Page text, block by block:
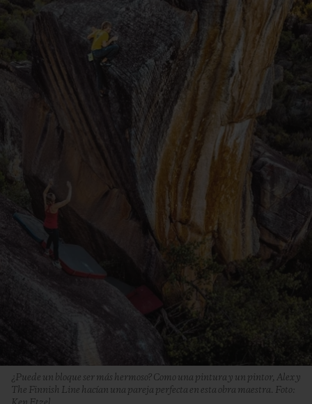
¿Puede un bloque ser más hermoso? Como una pintura y un pintor, Alex y
The Finnish Line hacían una pareja perfecta en esta obra maestra. Foto: